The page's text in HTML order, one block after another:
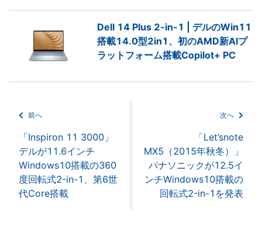
Dell 14 Plus 2-in-1 | デルのWin11
搭載14.0型2in1、初のAMD新AIプ
ラットフォーム搭載Copilot+ PC
前へ
「Inspiron 11 3000」
デルが11.6インチ
Windows10搭載の360
度回転式2-in-1、第6世
代Core搭載
次へ
「Let’snote
MX5（2015年秋冬）」
パナソニックが12.5イ
ンチWindows10搭載の
回転式2-in-1を発表